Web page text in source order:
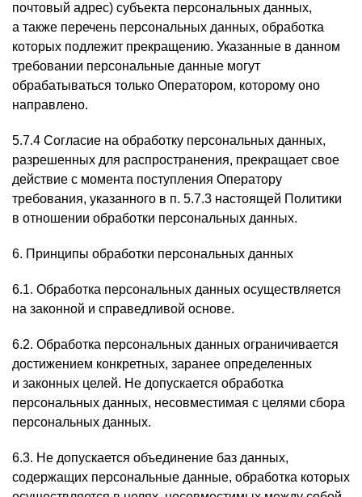
почтовый адрес) субъекта персональных данных,
а также перечень персональных данных, обработка
которых подлежит прекращению. Указанные в данном
требовании персональные данные могут
обрабатываться только Оператором, которому оно
направлено.
5.7.4 Согласие на обработку персональных данных,
разрешенных для распространения, прекращает свое
действие с момента поступления Оператору
требования, указанного в п. 5.7.3 настоящей Политики
в отношении обработки персональных данных.
6. Принципы обработки персональных данных
6.1. Обработка персональных данных осуществляется
на законной и справедливой основе.
6.2. Обработка персональных данных ограничивается
достижением конкретных, заранее определенных
и законных целей. Не допускается обработка
персональных данных, несовместимая с целями сбора
персональных данных.
6.3. Не допускается объединение баз данных,
содержащих персональные данные, обработка которых